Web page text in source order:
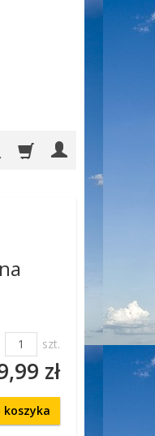
szt.
zł
koszyka